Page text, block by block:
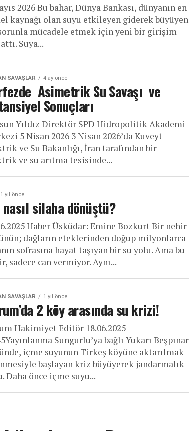
2026 Bu bahar, Dünya Bankası, dünyanın en
kaynağı olan suyu etkileyen giderek büyüyen
mücadele etmek için yeni bir girişim
Suya...
SAVAŞLAR 4 ay önce
Asimetrik Su Savaşı ve
Sonuçları
Yıldız Direktör SPD Hidropolitik Akademi
5 Nisan 2026 3 Nisan 2026’da Kuveyt
ve Su Bakanlığı, İran tarafından bir
ve su arıtma tesisinde...
1 yıl önce
nasıl silaha dönüştü?
Haber Üsküdar: Emine Bozkurt Bir nehir
dağların eteklerinden doğup milyonlarca
sofrasına hayat taşıyan bir su yolu. Ama bu
sadece can vermiyor. Aynı...
SAVAŞLAR 1 yıl önce
2 köy arasında su krizi!
Hakimiyet Editör 18.06.2025 –
Sungurlu’ya bağlı Yukarı Beşpınar
içme suyunun Tirkeş köyüne aktarılmak
başlayan kriz büyüyerek jandarmalık
Daha önce içme suyu...